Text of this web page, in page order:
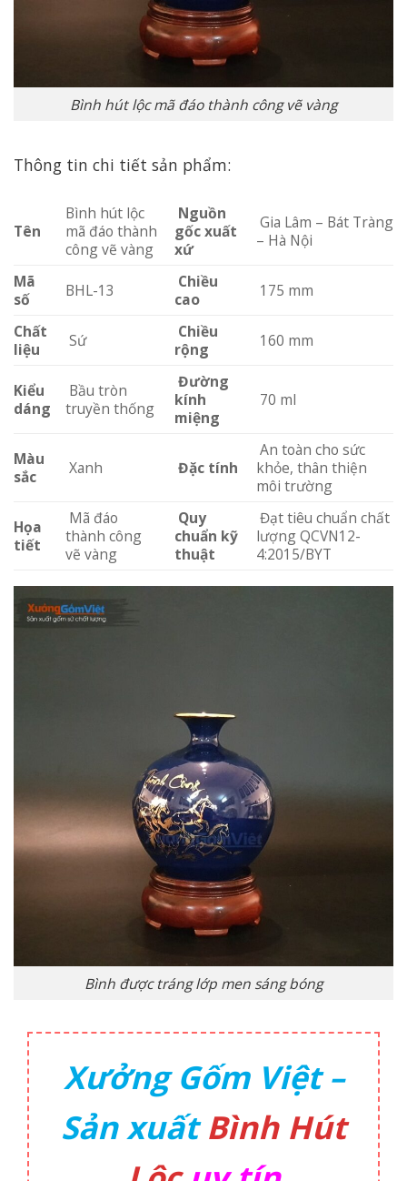
Bình hút lộc mã đáo thành công vẽ vàng
Thông tin chi tiết sản phẩm:
Tên
Bình hút lộc
mã đáo thành
công vẽ vàng
Nguồn
gốc xuất
xứ
Gia Lâm – Bát Tràng
– Hà Nội
Mã
số
BHL-13
Chiều
cao
175 mm
Chất
liệu
Sứ
Chiều
rộng
160 mm
Kiểu
dáng
Bầu tròn
truyền thống
Đường
kính
miệng
70 ml
Màu
sắc
Xanh Đặc tính
An toàn cho sức
khỏe, thân thiện
môi trường
Họa
tiết
Mã đáo
thành công
vẽ vàng
Quy
chuẩn kỹ
thuật
Đạt tiêu chuẩn chất
lượng QCVN12-
4:2015/BYT
Bình được tráng lớp men sáng bóng
Xưởng Gốm Việt –
Sản xuấtBình Hút